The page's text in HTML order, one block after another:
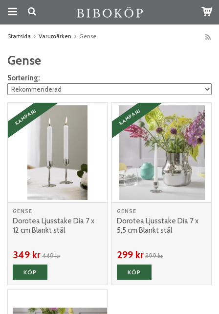
Startsida Varumärken Gense
Gense
Sortering:
GENSE
Dorotea Ljusstake Dia 7 x
12 cm Blankt stål
KAMPANJ
349 kr449 kr
KÖP
GENSE
Dorotea Ljusstake Dia 7 x
5,5 cm Blankt stål
KAMPANJ
299 kr 399 kr
KÖP